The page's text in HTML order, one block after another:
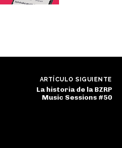
ARTÍCULO SIGUIENTE
La historia de la BZRP
Music Sessions #50